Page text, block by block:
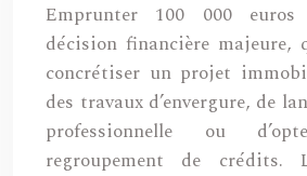
Emprunter 100 000
décision financière majeure,
concrétiser un projet
des travaux d’envergure, de
professionnelle ou
regroupement de crédits.